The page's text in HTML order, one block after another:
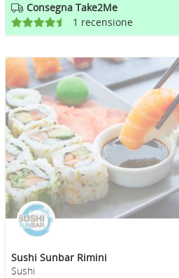
Consegna Take2Me
1 recensione
Sushi Sunbar Rimini
Sushi